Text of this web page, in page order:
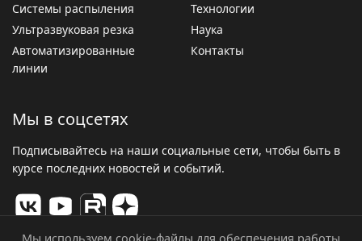
Системы распыления
Ультразвуковая резка
Автоматизированные
линии
Технологии
Наука
Контакты
Мы в соцсетях
Подписывайтесь на наши социальные сети, чтобы быть в
курсе последних новостей и событий.